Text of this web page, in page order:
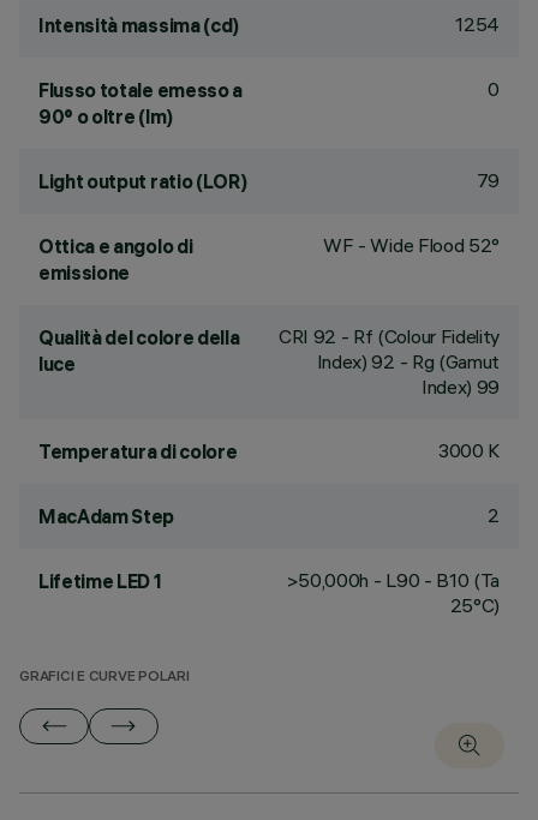
Intensità massima (cd) 1254
Flusso totale emesso a
90° o oltre (lm)
0
Light output ratio (LOR) 79
Ottica e angolo di
emissione
WF - Wide Flood 52°
Qualità del colore della
luce
CRI 92 - Rf (Colour Fidelity
Index) 92 - Rg (Gamut
Index) 99
Temperatura di colore 3000 K
MacAdam Step 2
Lifetime LED 1
>50,000h - L90 - B10 (Ta
25°C)
GRAFICI E CURVE POLARI